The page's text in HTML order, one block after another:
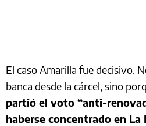
El caso Amarilla fue decisivo.
banca desde la cárcel, sino
partió el voto “anti-
haberse concentrado en La